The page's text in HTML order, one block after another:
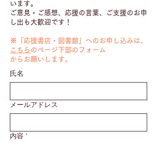
います。
ご意見・ご感想、応援の言葉、ご支援のお申
し出も大歓迎です！
​※「応援書店・図書館」へのお申し込みは、
こちら のページ下部のフォーム
から お願いします。
氏名
メールアドレス
内容 *